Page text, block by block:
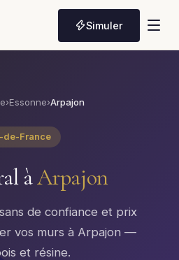
Simuler
›Essonne›Arpajon
de-France
àArpajon
de confiance et prix
vos murs à Arpajon —
et résine.